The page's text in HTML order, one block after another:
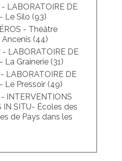
LABORATOIRE DE
Le Silo (93)
- Théâtre
(44)
LABORATOIRE DE
La Grainerie (31)
LABORATOIRE DE
Le Pressoir (49)
INTERVENTIONS
IN SITU- Écoles des
de Pays dans les